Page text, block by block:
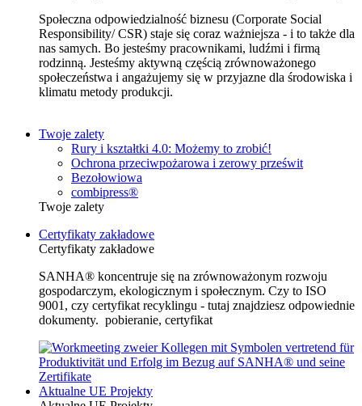
Społeczna odpowiedzialność biznesu (Corporate Social
Responsibility/ CSR) staje się coraz ważniejsza - i to także dla
nas samych. Bo jesteśmy pracownikami, ludźmi i firmą
rodzinną. Jesteśmy aktywną częścią zrównoważonego
społeczeństwa i angażujemy się w przyjazne dla środowiska i
klimatu metody produkcji.
Twoje zalety
Rury i kształtki 4.0: Możemy to zrobić!
Ochrona przeciwpożarowa i zerowy prześwit
Bezołowiowa
combipress®
Twoje zalety
Certyfikaty zakładowe
Certyfikaty zakładowe
SANHA® koncentruje się na zrównoważonym rozwoju
gospodarczym, ekologicznym i społecznym. Czy to ISO
9001, czy certyfikat recyklingu - tutaj znajdziesz odpowiednie
dokumenty. pobieranie, certyfikat
Aktualne UE Projekty